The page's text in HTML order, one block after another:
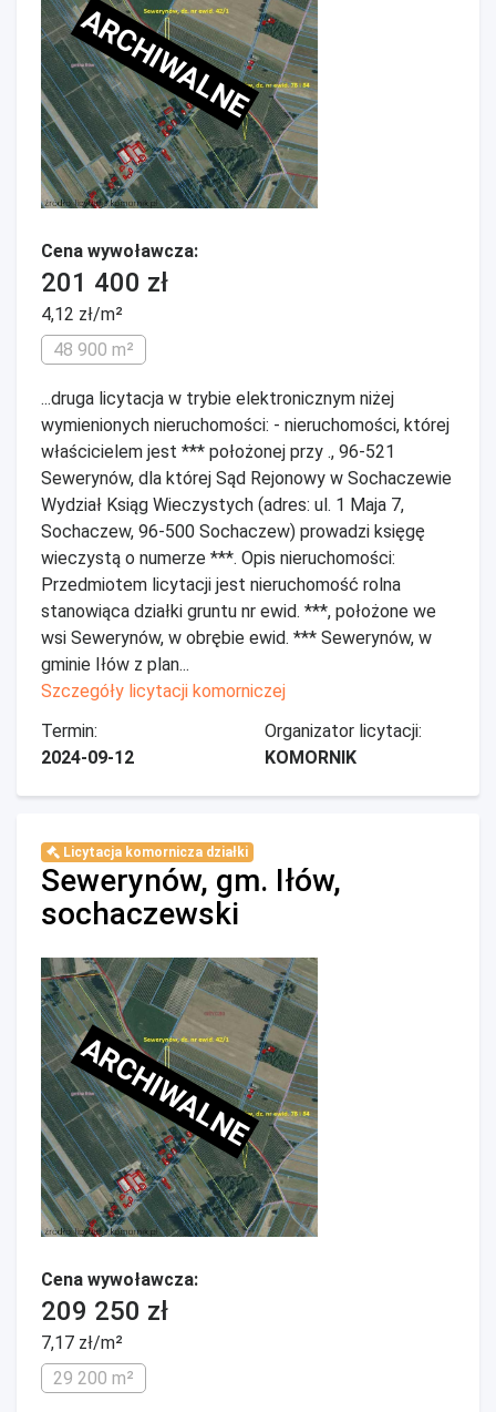
ARCHIWALNE
Cena wywoławcza:
201 400 zł
4,12 zł/m²
48 900 m²
...druga licytacja w trybie elektronicznym niżej
wymienionych nieruchomości: - nieruchomości, której
właścicielem jest *** położonej przy ., 96-521
Sewerynów, dla której Sąd Rejonowy w Sochaczewie
Wydział Ksiąg Wieczystych (adres: ul. 1 Maja 7,
Sochaczew, 96-500 Sochaczew) prowadzi księgę
wieczystą o numerze ***. Opis nieruchomości:
Przedmiotem licytacji jest nieruchomość rolna
stanowiąca działki gruntu nr ewid. ***, położone we
wsi Sewerynów, w obrębie ewid. *** Sewerynów, w
gminie Iłów z plan...
Szczegóły licytacji komorniczej
Termin:
2024-09-12
Organizator licytacji:
KOMORNIK
Licytacja komornicza działki
Sewerynów, gm. Iłów,
sochaczewski
ARCHIWALNE
Cena wywoławcza:
209 250 zł
7,17 zł/m²
29 200 m²